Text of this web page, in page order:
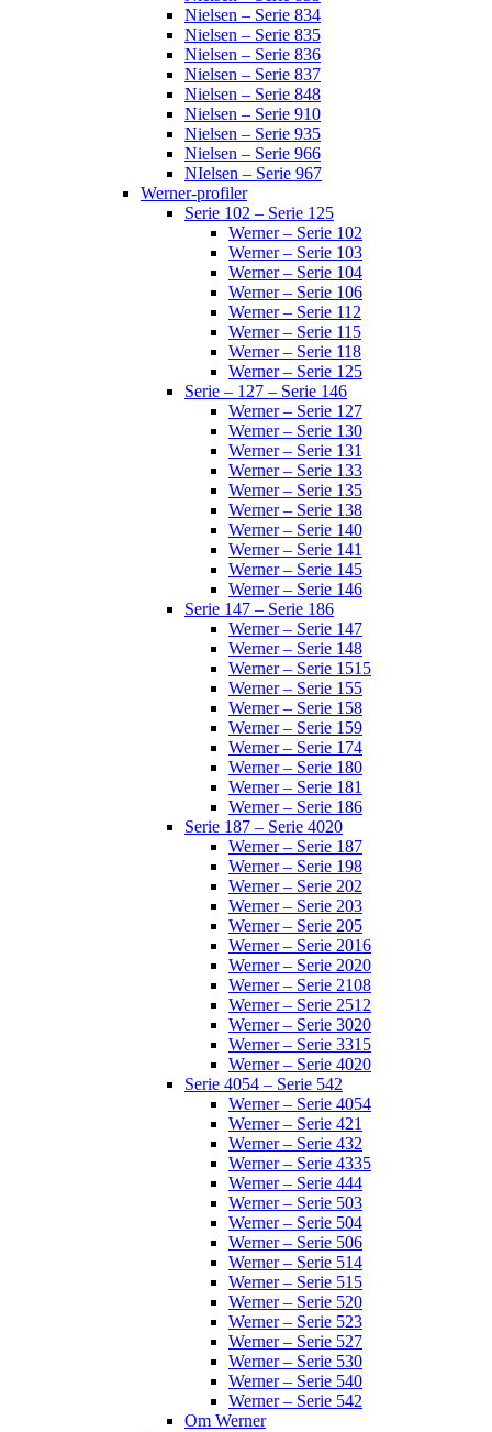
Nielsen – Serie 834
Nielsen – Serie 835
Nielsen – Serie 836
Nielsen – Serie 837
Nielsen – Serie 848
Nielsen – Serie 910
Nielsen – Serie 935
Nielsen – Serie 966
NIelsen – Serie 967
Werner-profiler
Serie 102 – Serie 125
Werner – Serie 102
Werner – Serie 103
Werner – Serie 104
Werner – Serie 106
Werner – Serie 112
Werner – Serie 115
Werner – Serie 118
Werner – Serie 125
Serie – 127 – Serie 146
Werner – Serie 127
Werner – Serie 130
Werner – Serie 131
Werner – Serie 133
Werner – Serie 135
Werner – Serie 138
Werner – Serie 140
Werner – Serie 141
Werner – Serie 145
Werner – Serie 146
Serie 147 – Serie 186
Werner – Serie 147
Werner – Serie 148
Werner – Serie 1515
Werner – Serie 155
Werner – Serie 158
Werner – Serie 159
Werner – Serie 174
Werner – Serie 180
Werner – Serie 181
Werner – Serie 186
Serie 187 – Serie 4020
Werner – Serie 187
Werner – Serie 198
Werner – Serie 202
Werner – Serie 203
Werner – Serie 205
Werner – Serie 2016
Werner – Serie 2020
Werner – Serie 2108
Werner – Serie 2512
Werner – Serie 3020
Werner – Serie 3315
Werner – Serie 4020
Serie 4054 – Serie 542
Werner – Serie 4054
Werner – Serie 421
Werner – Serie 432
Werner – Serie 4335
Werner – Serie 444
Werner – Serie 503
Werner – Serie 504
Werner – Serie 506
Werner – Serie 514
Werner – Serie 515
Werner – Serie 520
Werner – Serie 523
Werner – Serie 527
Werner – Serie 530
Werner – Serie 540
Werner – Serie 542
Om Werner